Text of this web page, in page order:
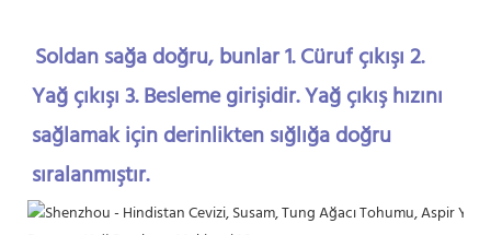
Soldan sağa doğru, bunlar 1. Cüruf çıkışı 2.
Yağ çıkışı 3. Besleme girişidir. Yağ çıkış hızını
sağlamak için derinlikten sığlığa doğru
sıralanmıştır.